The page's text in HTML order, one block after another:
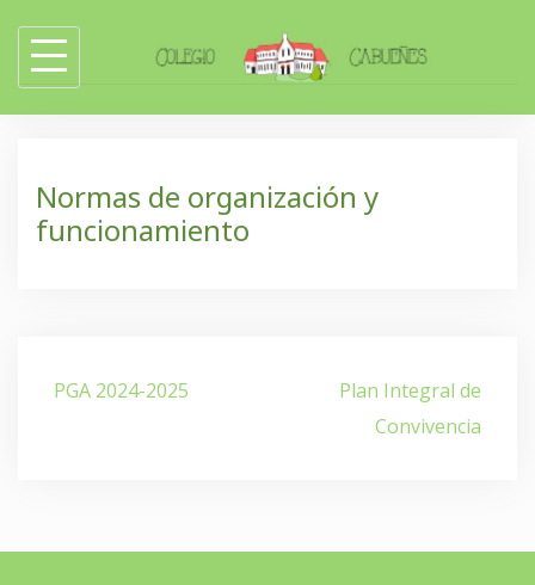
content
Normas de organización y
funcionamiento
Navegación
PGA 2024-2025
Plan Integral de
Convivencia